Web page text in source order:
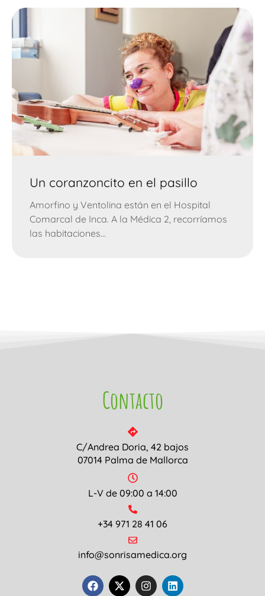
Un coranzoncito en el pasillo
Amorfino y Ventolina están en el Hospital
Comarcal de Inca. A la Médica 2, recorríamos
las habitaciones...
Contacto
C/Andrea Doria, 42 bajos
07014 Palma de Mallorca
L-V de 09:00 a 14:00
+34 971 28 41 06
info@sonrisamedica.org